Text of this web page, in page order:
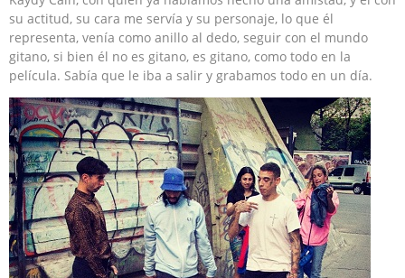
su actitud, su cara me servía y su personaje, lo que él
representa, venía como anillo al dedo, seguir con el mundo
gitano, si bien él no es gitano, es gitano, como todo en la
película. Sabía que le iba a salir y grabamos todo en un día.